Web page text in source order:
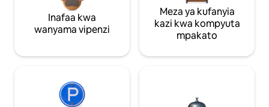
Inafaa kwa
wanyama vipenzi
Meza ya kufanyia
kazi kwa kompyuta
mpakato